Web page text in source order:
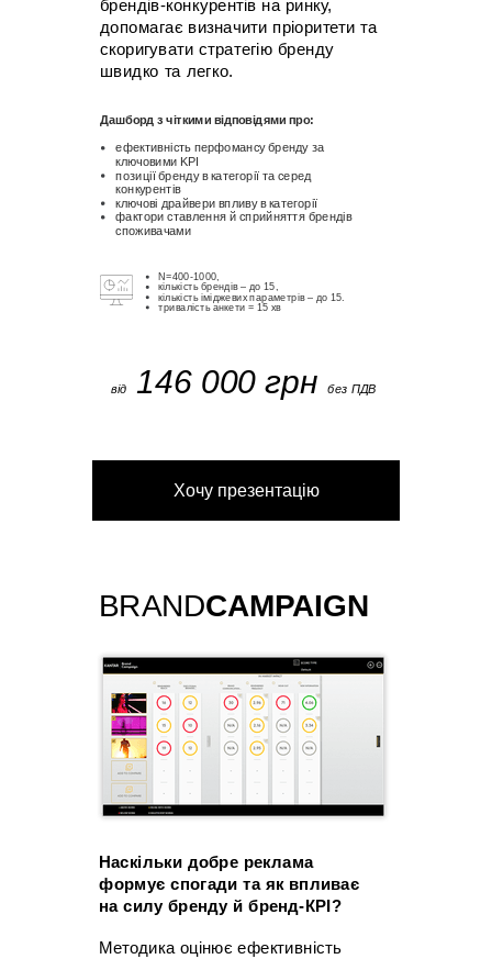
N=400-1000,
кількість брендів – до 15,
кількість іміджевих параметрів – до 15.
тривалість анкети = 15 хв
брендів-конкурентів на ринку,
допомагає визначити пріоритети та
скоригувати стратегію бренду
швидко та легко.
ефективність перфомансу бренду за
ключовими KPI
позиції бренду в категорії та серед
конкурентів
ключові драйвери впливу в категорії
фактори ставлення й сприйняття брендів
споживачами
Дашборд з чіткими відповідями про:
Хочу презентацію
BRANDCAMPAIGN
Наскільки добре реклама
формує спогади та як впливає
на силу бренду й бренд-КРІ?
Методика оцінює ефективність
від 146 000 грнбез ПДВ